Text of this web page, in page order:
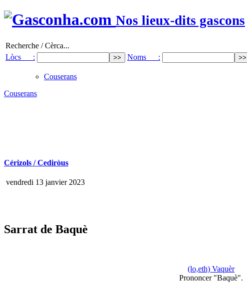
Nos lieux-dits gascons
Recherche / Cèrca...
Lòcs :
Noms :
Couserans
Couserans
Cérizols / Cediròus
vendredi 13 janvier 2023
Sarrat de Baquè
(lo,eth) Vaquèr
Prononcer "Baquè".